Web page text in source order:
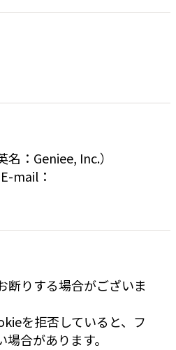
：Geniee, Inc.）
mail：
断りする場合がございま
を拒否していると、フ
合があります。